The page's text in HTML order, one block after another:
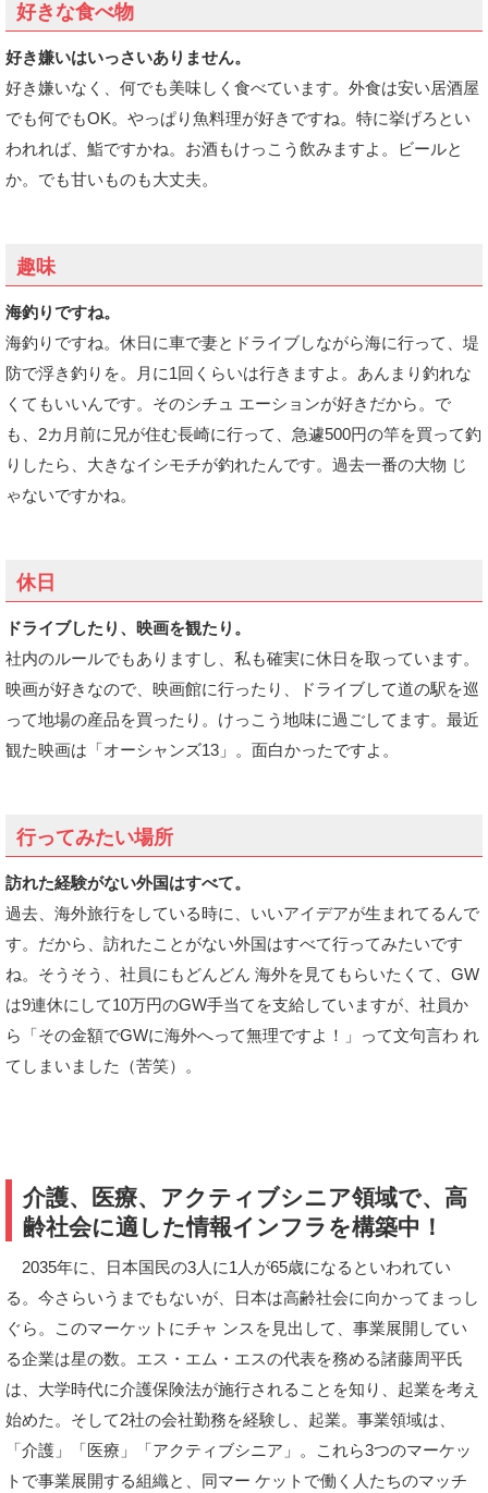
好きな食べ物
好き嫌いはいっさいありません。
好き嫌いなく、何でも美味しく食べています。外食は安い居酒屋
でも何でもOK。やっぱり魚料理が好きですね。特に挙げろとい
われれば、鮨ですかね。お酒もけっこう飲みますよ。ビールと
か。でも甘いものも大丈夫。
趣味
海釣りですね。
海釣りですね。休日に車で妻とドライブしながら海に行って、堤
防で浮き釣りを。月に1回くらいは行きますよ。あんまり釣れな
くてもいいんです。そのシチュ エーションが好きだから。で
も、2カ月前に兄が住む長崎に行って、急遽500円の竿を買って釣
りしたら、大きなイシモチが釣れたんです。過去一番の大物 じ
ゃないですかね。
休日
ドライブしたり、映画を観たり。
社内のルールでもありますし、私も確実に休日を取っています。
映画が好きなので、映画館に行ったり、ドライブして道の駅を巡
って地場の産品を買ったり。けっこう地味に過ごしてます。最近
観た映画は「オーシャンズ13」。面白かったですよ。
行ってみたい場所
訪れた経験がない外国はすべて。
過去、海外旅行をしている時に、いいアイデアが生まれてるんで
す。だから、訪れたことがない外国はすべて行ってみたいです
ね。そうそう、社員にもどんどん 海外を見てもらいたくて、GW
は9連休にして10万円のGW手当てを支給していますが、社員か
ら「その金額でGWに海外へって無理ですよ！」って文句言わ れ
てしまいました（苦笑）。
介護、医療、アクティブシニア領域で、高
齢社会に適した情報インフラを構築中！
2035年に、日本国民の3人に1人が65歳になるといわれてい
る。今さらいうまでもないが、日本は高齢社会に向かってまっし
ぐら。このマーケットにチャ ンスを見出して、事業展開してい
る企業は星の数。エス・エム・エスの代表を務める諸藤周平氏
は、大学時代に介護保険法が施行されることを知り、起業を考え
始めた。そして2社の会社勤務を経験し、起業。事業領域は、
「介護」「医療」「アクティブシニア」。これら3つのマーケッ
トで事業展開する組織と、同マー ケットで働く人たちのマッチ